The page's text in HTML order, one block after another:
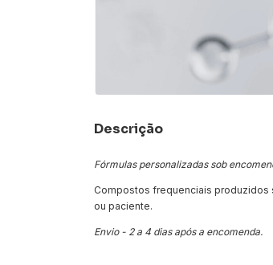
Descrição
Fórmulas personalizadas sob
Compostos frequenciais produzidos
ou paciente.
Envio - 2 a 4 dias após a encomenda.